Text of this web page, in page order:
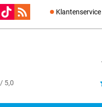
Klantenservice
/ 5,0